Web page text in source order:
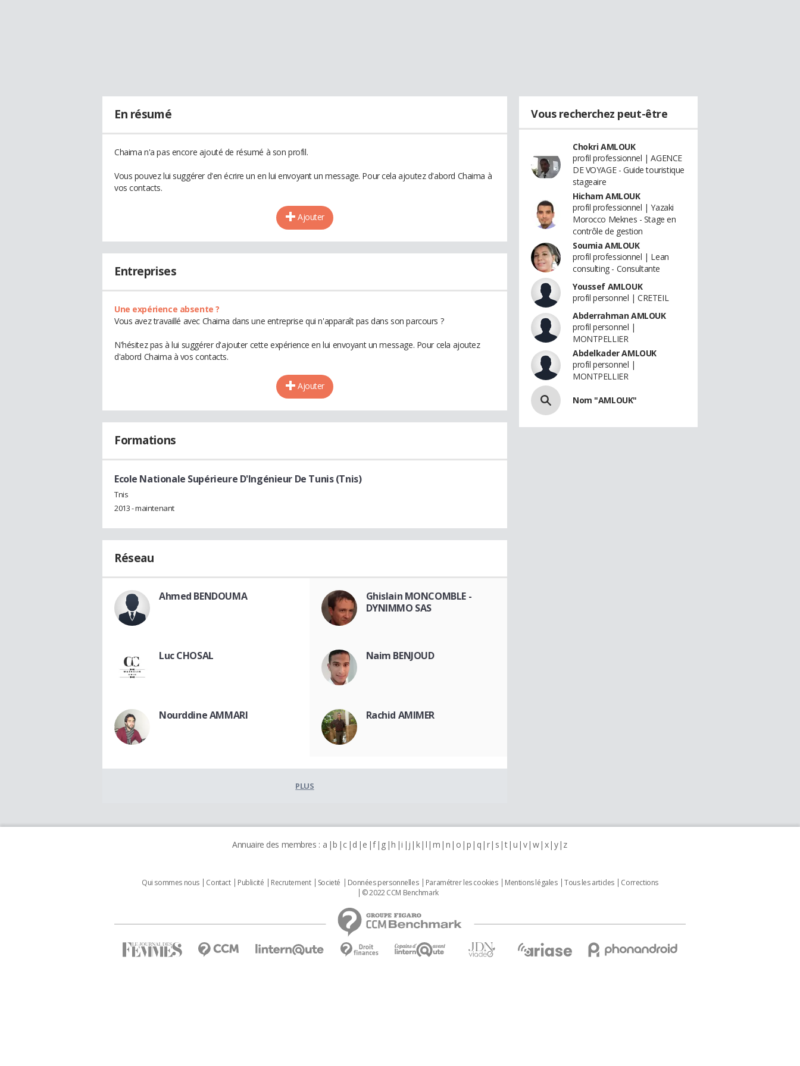
En résumé
Chaima n'a pas encore ajouté de résumé à son profil.
Vous pouvez lui suggérer d'en écrire un en lui envoyant un message. Pour cela ajoutez d'abord Chaima à
vos contacts.
Ajouter
Entreprises
Une expérience absente ?
Vous avez travaillé avec Chaima dans une entreprise qui n'apparaît pas dans son parcours ?
N'hésitez pas à lui suggérer d'ajouter cette expérience en lui envoyant un message. Pour cela ajoutez
d'abord Chaima à vos contacts.
Ajouter
Formations
Ecole Nationale Supérieure D'Ingénieur De Tunis (Tnis)
Tnis
2013 - maintenant
Réseau
Ahmed BENDOUMA
Ghislain MONCOMBLE -
DYNIMMO SAS
Luc CHOSAL Naim BENJOUD
Nourddine AMMARI Rachid AMIMER
PLUS
Vous recherchez peut-être
Chokri AMLOUK
profil professionnel | AGENCE
DE VOYAGE - Guide touristique
stageaire
Hicham AMLOUK
profil professionnel | Yazaki
Morocco Meknes - Stage en
contrôle de gestion
Soumia AMLOUK
profil professionnel | Lean
consulting - Consultante
Youssef AMLOUK
profil personnel | CRETEIL
Abderrahman AMLOUK
profil personnel |
MONTPELLIER
Abdelkader AMLOUK
profil personnel |
MONTPELLIER
Nom "AMLOUK"
Annuaire des membres : a b c d e f g h i j k l m n o p q r s t u v w x y z
Qui sommes nous Contact Publicité Recrutement Societé Données personnelles Paramétrer les cookies Mentions légales Tous les articles
Corrections
© 2022 CCM Benchmark